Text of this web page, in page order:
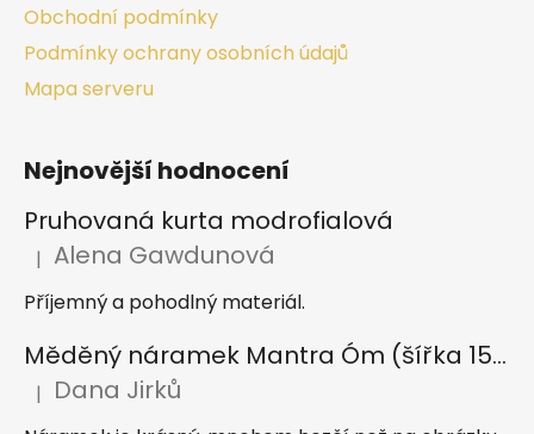
Obchodní podmínky
Podmínky ochrany osobních údajů
Mapa serveru
Nejnovější hodnocení
Pruhovaná kurta modrofialová
Hodnocení produktu je 5 z 5 hvězdiček.
| Alena Gawdunová
Příjemný a pohodlný materiál.
Měděný náramek Mantra Óm (šířka 15 mm)
Hodnocení produktu je 5 z 5 hvězdiček.
| Dana Jirků